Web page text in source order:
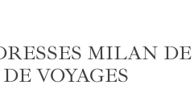
MILAN
VOYAGES